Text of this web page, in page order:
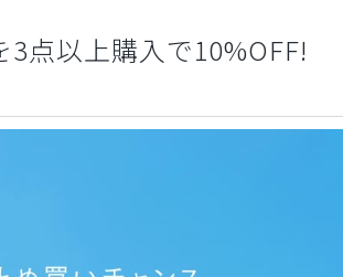
3点以上購入で10%OFF!